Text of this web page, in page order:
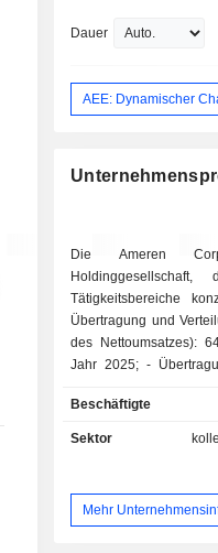
Dauer
AEE: Dynamischer
Die Ameren
Tätigkeitsbereiche konzentriert:
Übertragung und
des Nettoumsatzes):
Jahr 2025; - Übertragung und Transport von
Beschäftigte
Sektor
Mehr